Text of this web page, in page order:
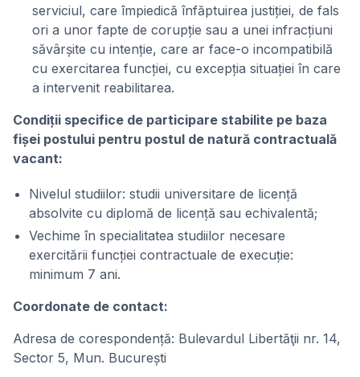
serviciul, care împiedică înfăptuirea justiției, de fals
ori a unor fapte de corupție sau a unei infracțiuni
săvârșite cu intenție, care ar face-o incompatibilă
cu exercitarea funcției, cu excepția situației în care
a intervenit reabilitarea.
Condiții specifice de participare stabilite pe baza
fișei postului pentru postul de natură contractuală
vacant:
Nivelul studiilor: studii universitare de licență
absolvite cu diplomă de licență sau echivalentă;
Vechime în specialitatea studiilor necesare
exercitării funcției contractuale de execuție:
minimum 7 ani.
Coordonate de contact:
Adresa de corespondență: Bulevardul Libertăţii nr. 14,
Sector 5, Mun. București